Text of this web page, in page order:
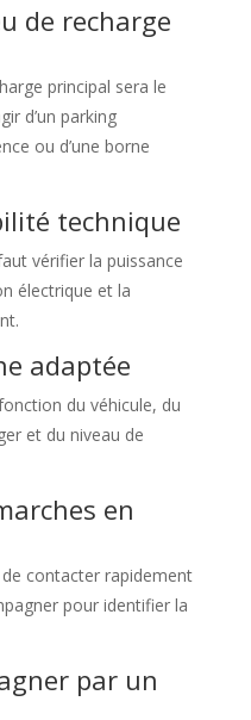
de recharge
principal sera le
d’un parking
ou d’une borne
technique
vérifier la puissance
électrique et la
adaptée
du véhicule, du
et du niveau de
en
contacter rapidement
pour identifier la
par un